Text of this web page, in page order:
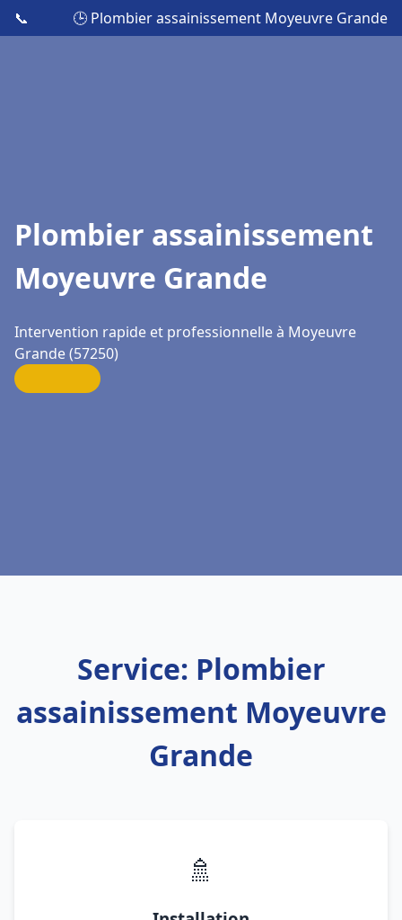
📞 🕒 Plombier assainissement Moyeuvre Grande
Plombier assainissement
Moyeuvre Grande
Intervention rapide et professionnelle à Moyeuvre
Grande (57250)
Service: Plombier
assainissement Moyeuvre
Grande
🚿